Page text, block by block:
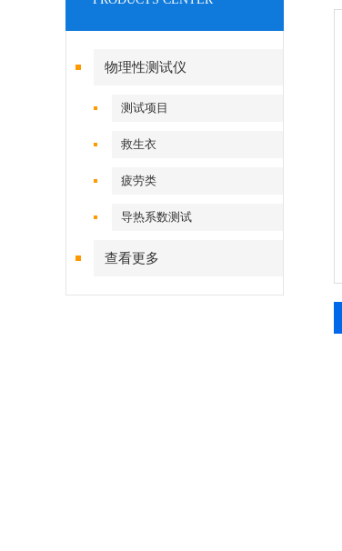
物理性测试仪
测试项目
救生衣
疲劳类
导热系数测试
查看更多